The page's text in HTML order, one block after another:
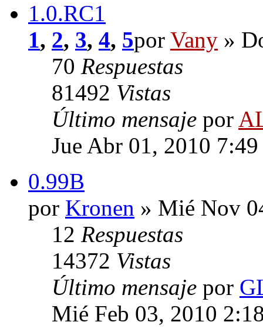
1.0.RC1
1, 2, 3, 4, 5por Vany »
70 Respuestas
81492 Vistas
Último mensaje por
Jue Abr 01, 2010
0.99B
por Kronen » Mié Nov
12 Respuestas
14372 Vistas
Último mensaje por
Mié Feb 03, 2010